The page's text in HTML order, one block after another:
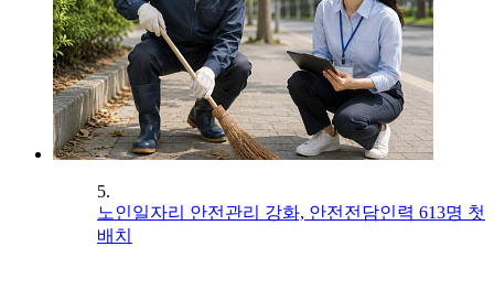
5.
노인일자리 안전관리 강화, 안전전담인력 613명 첫
배치